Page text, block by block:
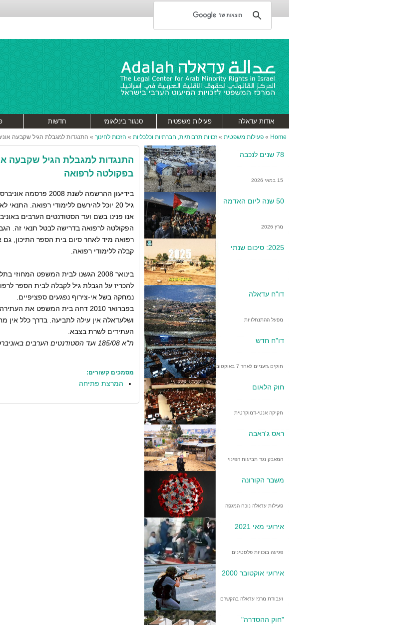
אודות עדאלה פעילות משפטית סנגור בינלאומי חדשות
Home
» פעילות משפטית » זכויות תרבותיות, חברתיות וכלכליות » הזכות לחינוך » התנגדות למגבלת הגיל שקבעה
78 שנים לנכבה
15 במאי 2026
50 שנה ליום האדמה
מרץ 2026
2025: סיכום שנתי
דו"ח עדאלה
מפעל ההתנחלויות
דו"ח חדש
חוקים גזעניים לאחר 7 באוקטובר
חוק הלאום
חקיקה אנטי-דמוקרטית
ראס ג'ראבה
המאבק נגד תביעות הפינוי
משבר הקורונה
פעילות עדאלה נוכח המגפה
אירועי מאי 2021
פגיעה בזכויות פלסטינים
אירועי אוקטובר 2000
ועבודת מרכז עדאלה בהקשרם
"חוק ההסדרה"
התנגדות למגבלת הגיל שקבעה
בפקולטה לרפואה
בידיעון ההרשמה
גיל 20 יוכל להירשם ללימודי רפואה. התנאי לא חל על עתודאים.
אנו פנינו בשם ועד הסטודנטים הערבים
הפקולטה לרפואה בדרישה לבטל תנאי זה.
רפואה מיד לאחר סיום בית הספר התיכון, גם
קבלה ללימודי רפואה.
בינואר 2008 הגשנו לבית המשפט
להכריז על הגבלת גיל לקבלה לבית הספר
נמחקה בשל אי-צירוף נפגעים ספציפיים.
בפברואר 2010 דחה בית המשפט
ושלעדאלה אין עילה לתביעה. בדרך כלל אין
העתידים לשרת בצבא.
ת"א 185/08 ועד הסטודנטים הערבים באוניברסיטת תל אביב ואח' נגד אוניברסיטת תל אביב
מסמכים קשורים:
המרצת פתיחה